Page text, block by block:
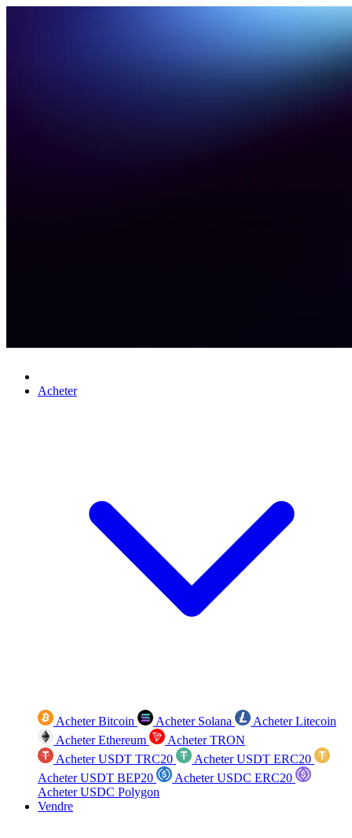
Acheter
Acheter Bitcoin Acheter Solana
Acheter Litecoin
Acheter Ethereum
Acheter TRON
Acheter USDT TRC20
Acheter USDT ERC20
Acheter USDT BEP20
Acheter USDC ERC20
Acheter USDC Polygon
Vendre